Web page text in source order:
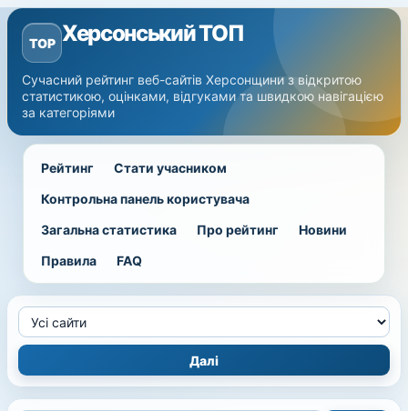
TOP Херсонський ТОП
Сучасний рейтинг веб-сайтів Херсонщини з відкритою
статистикою, оцінками, відгуками та швидкою навігацією
за категоріями
Рейтинг
Стати учасником
Контрольна панель користувача
Загальна статистика
Про рейтинг
Новини
Правила
FAQ